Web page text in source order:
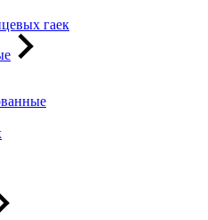
гаек